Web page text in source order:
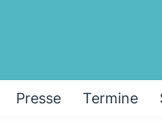
Presse Termine